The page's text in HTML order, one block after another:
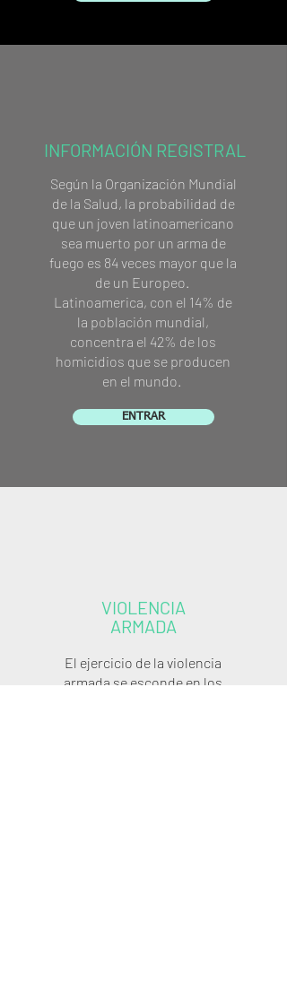
INFORMACIÓN REGISTRAL
Según la Organización Mundial
de la Salud, la probabilidad de
que un joven latinoamericano
sea muerto por un arma de
fuego es 84 veces mayor que la
de un Europeo.
Latinoamerica, con el 14% de
la población mundial,
concentra el 42% de los
homicidios que se producen
en el mundo.
ENTRAR
VIOLENCIA
ARMADA
El ejercicio de la violencia
armada se esconde en los